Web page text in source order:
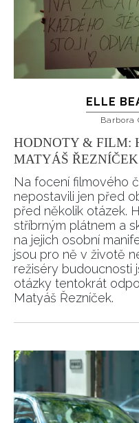
ELLE
Barbora
HODNOTY & FILM:
MATYÁŠ ŘEZNÍČEK
Na focení filmového
nepostavili jen před
před několik otázek.
stříbrným plátnem a
na jejich osobní
jsou pro ně v životě
režiséry budoucnosti
otázky tentokrát
Matyáš Řezníček.